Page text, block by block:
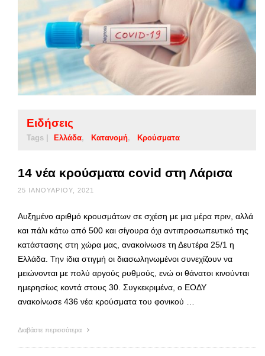
Ειδήσεις
Tags | Ελλάδα Κατανομή Κρούσματα
14 νέα κρούσματα covid στη Λάρισα
25 ΙΑΝΟΥΑΡΊΟΥ, 2021
Αυξημένο αριθμό κρουσμάτων σε σχέση με μια μέρα πριν, αλλά
και πάλι κάτω από 500 και σίγουρα όχι αντιπροσωπευτικό της
κατάστασης στη χώρα μας, ανακοίνωσε τη Δευτέρα 25/1 η
Ελλάδα. Την ίδια στιγμή οι διασωληνωμένοι συνεχίζουν να
μειώνονται με πολύ αργούς ρυθμούς, ενώ οι θάνατοι κινούνται
ημερησίως κοντά στους 30. Συγκεκριμένα, ο ΕΟΔΥ
ανακοίνωσε 436 νέα κρούσματα του φονικού …
Διαβάστε περισσότερα